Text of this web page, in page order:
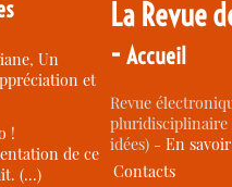
Un
et
!
de ce
(…)
La Revue
-Accueil
Revue
idées) -En
Contacts